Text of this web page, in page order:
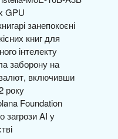
GPU
занепокоєні
книг для
інтелекту
заборону на
включивши
року
Foundation
загрози AI у